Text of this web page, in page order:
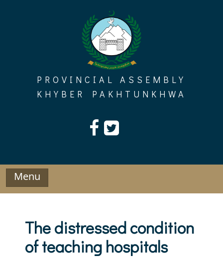
PROVINCIAL ASSEMBLY
KHYBER PAKHTUNKHWA
Menu
The distressed condition
of teaching hospitals